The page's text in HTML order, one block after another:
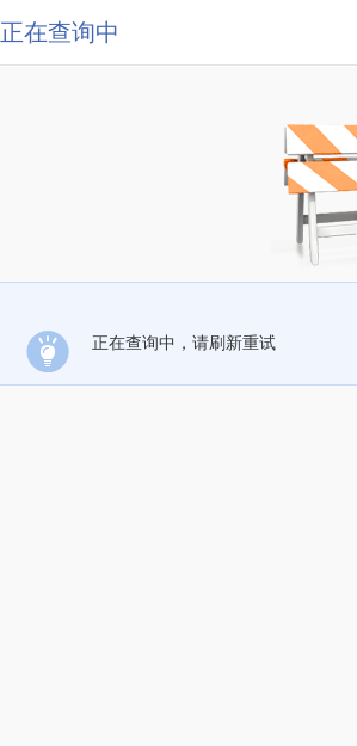
正在查询中
正在查询中，请刷新重试